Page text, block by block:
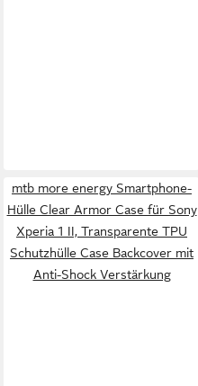
mtb more energy Smartphone-
Hülle Clear Armor Case für Sony
Xperia 1 II, Transparente TPU
Schutzhülle Case Backcover mit
Anti-Shock Verstärkung